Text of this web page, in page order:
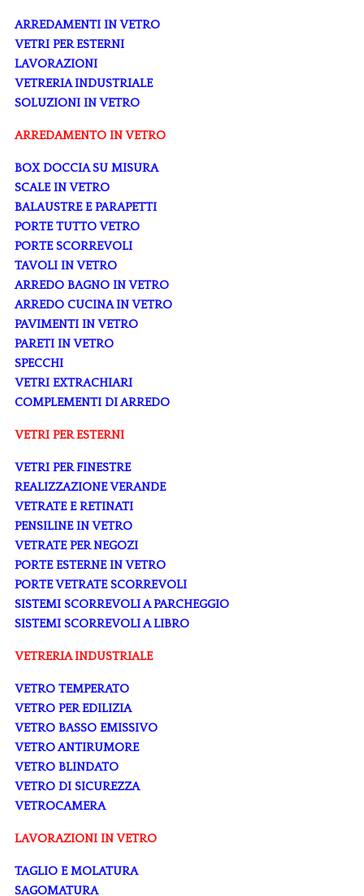
ARREDAMENTI IN VETRO
VETRI PER ESTERNI
LAVORAZIONI
VETRERIA INDUSTRIALE
SOLUZIONI IN VETRO
ARREDAMENTO IN VETRO
BOX DOCCIA SU MISURA
SCALE IN VETRO
BALAUSTRE E PARAPETTI
PORTE TUTTO VETRO
PORTE SCORREVOLI
TAVOLI IN VETRO
ARREDO BAGNO IN VETRO
ARREDO CUCINA IN VETRO
PAVIMENTI IN VETRO
PARETI IN VETRO
SPECCHI
VETRI EXTRACHIARI
COMPLEMENTI DI ARREDO
VETRI PER ESTERNI
VETRI PER FINESTRE
REALIZZAZIONE VERANDE
VETRATE E RETINATI
PENSILINE IN VETRO
VETRATE PER NEGOZI
PORTE ESTERNE IN VETRO
PORTE VETRATE SCORREVOLI
SISTEMI SCORREVOLI A PARCHEGGIO
SISTEMI SCORREVOLI A LIBRO
VETRERIA INDUSTRIALE
VETRO TEMPERATO
VETRO PER EDILIZIA
VETRO BASSO EMISSIVO
VETRO ANTIRUMORE
VETRO BLINDATO
VETRO DI SICUREZZA
VETROCAMERA
LAVORAZIONI IN VETRO
TAGLIO E MOLATURA
SAGOMATURA